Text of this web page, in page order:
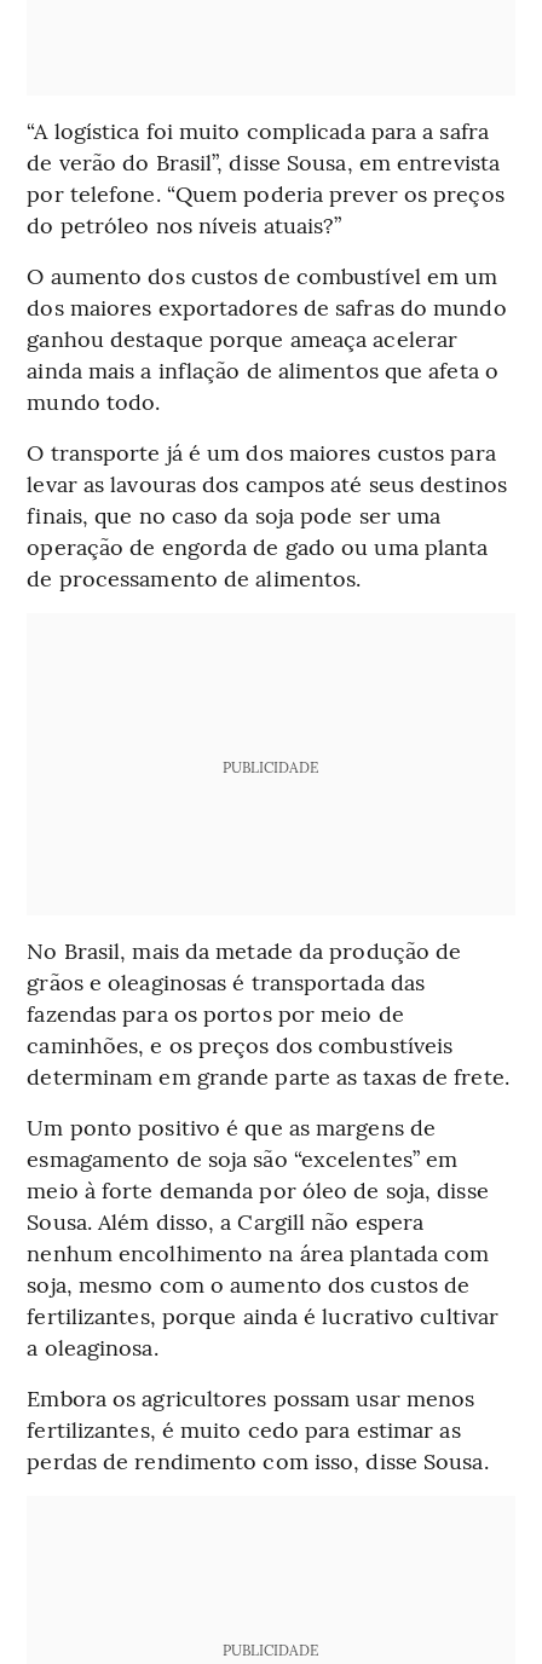
“A logística foi muito complicada para a safra
de verão do Brasil”, disse Sousa, em entrevista
por telefone. “Quem poderia prever os preços
do petróleo nos níveis atuais?”
O aumento dos custos de combustível em um
dos maiores exportadores de safras do mundo
ganhou destaque porque ameaça acelerar
ainda mais a inflação de alimentos que afeta o
mundo todo.
O transporte já é um dos maiores custos para
levar as lavouras dos campos até seus destinos
finais, que no caso da soja pode ser uma
operação de engorda de gado ou uma planta
de processamento de alimentos.
PUBLICIDADE
No Brasil, mais da metade da produção de
grãos e oleaginosas é transportada das
fazendas para os portos por meio de
caminhões, e os preços dos combustíveis
determinam em grande parte as taxas de frete.
Um ponto positivo é que as margens de
esmagamento de soja são “excelentes” em
meio à forte demanda por óleo de soja, disse
Sousa. Além disso, a Cargill não espera
nenhum encolhimento na área plantada com
soja, mesmo com o aumento dos custos de
fertilizantes, porque ainda é lucrativo cultivar
a oleaginosa.
Embora os agricultores possam usar menos
fertilizantes, é muito cedo para estimar as
perdas de rendimento com isso, disse Sousa.
PUBLICIDADE